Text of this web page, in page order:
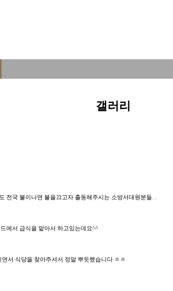
갤러리
전국 불이나면 불을끄고자 출동해주시는 소방서대원분들. .
에서 급식을 맡아서 하고있는데요^^
서 식당을 찾아주셔서 정말 뿌듯했습니다 ㅎㅎ